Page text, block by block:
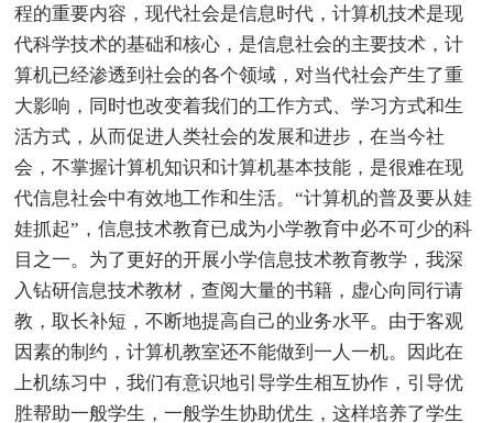
程的重要内容，现代社会是信息时代，计算机技术是现
代科学技术的基础和核心，是信息社会的主要技术，计
算机已经渗透到社会的各个领域，对当代社会产生了重
大影响，同时也改变着我们的工作方式、学习方式和生
活方式，从而促进人类社会的发展和进步，在当今社
会，不掌握计算机知识和计算机基本技能，是很难在现
代信息社会中有效地工作和生活。“计算机的普及要从娃
娃抓起”，信息技术教育已成为小学教育中必不可少的科
目之一。为了更好的开展小学信息技术教育教学，我深
入钻研信息技术教材，查阅大量的书籍，虚心向同行请
教，取长补短，不断地提高自己的业务水平。由于客观
因素的制约，计算机教室还不能做到一人一机。因此在
上机练习中，我们有意识地引导学生相互协作，引导优
胜帮助一般学生，一般学生协助优生，这样培养了学生